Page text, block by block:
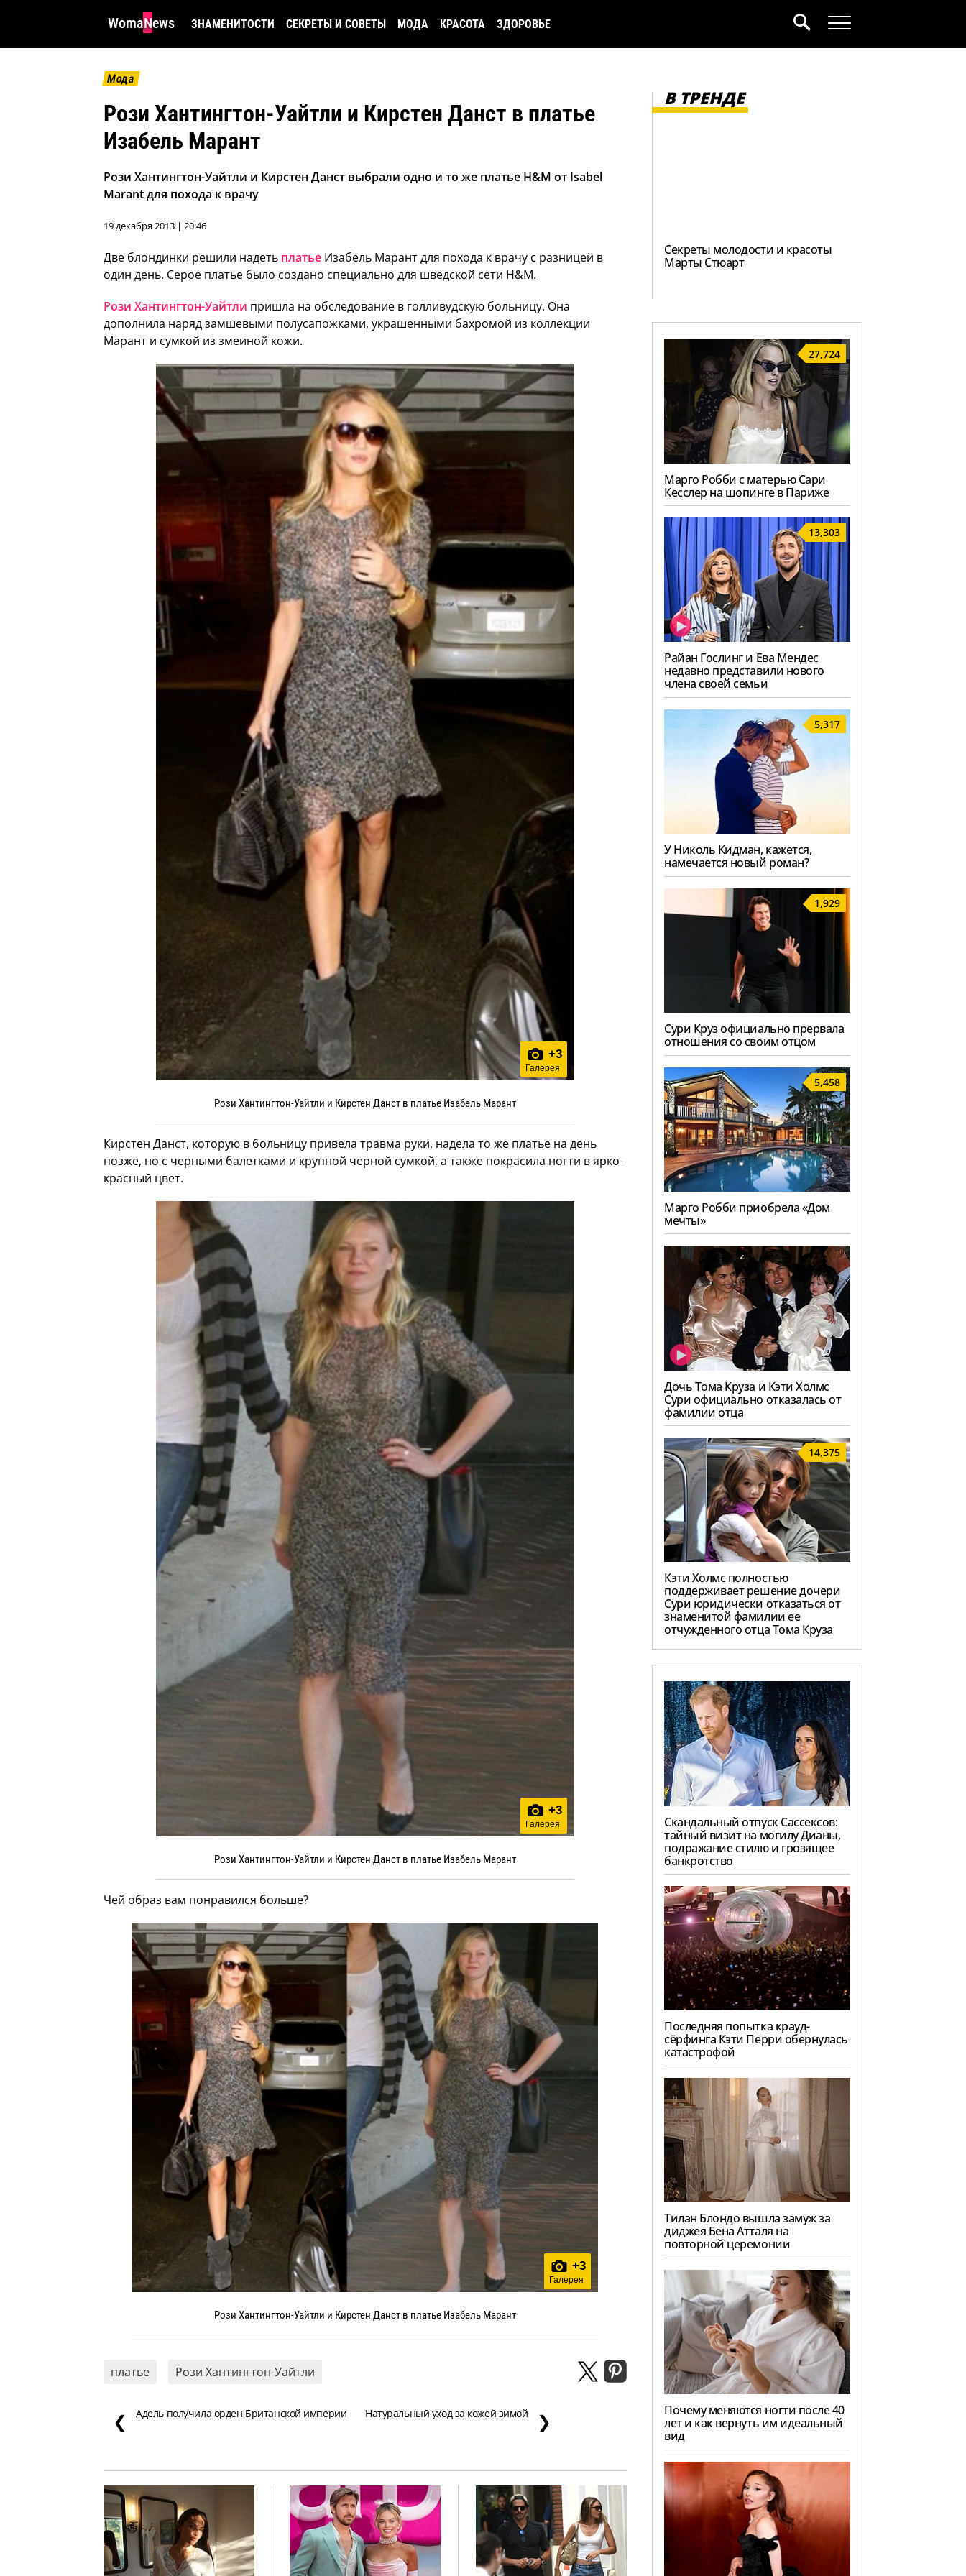
WomaNews ЗНАМЕНИТОСТИ СЕКРЕТЫ И СОВЕТЫ МОДА КРАСОТА ЗДОРОВЬЕ
Мода
Рози Хантингтон-Уайтли и Кирстен Данст в платье
Изабель Марант
Рози Хантингтон-Уайтли и Кирстен Данст выбрали одно и то же платье H&M от Isabel
Marant для похода к врачу
19 декабря 2013 | 20:46
Две блондинки решили надеть платье Изабель Марант для похода к врачу с разницей в
один день. Серое платье было создано специально для шведской сети H&M.
Рози Хантингтон-Уайтли пришла на обследование в голливудскую больницу. Она
дополнила наряд замшевыми полусапожками, украшенными бахромой из коллекции
Марант и сумкой из змеиной кожи.
+3
Галерея
Рози Хантингтон-Уайтли и Кирстен Данст в платье Изабель Марант
Кирстен Данст, которую в больницу привела травма руки, надела то же платье на день
позже, но с черными балетками и крупной черной сумкой, а также покрасила ногти в ярко-
красный цвет.
+3
Галерея
Рози Хантингтон-Уайтли и Кирстен Данст в платье Изабель Марант
Чей образ вам понравился больше?
+3
Галерея
Рози Хантингтон-Уайтли и Кирстен Данст в платье Изабель Марант
платье Рози Хантингтон-Уайтли
❮ Адель получила орден Британской империи Натуральный уход за кожей зимой ❯
В ТРЕНДЕ
Секреты молодости и красоты
Марты Стюарт
27,724
Марго Робби с матерью Сари
Кесслер на шопинге в Париже
13,303
Райан Гослинг и Ева Мендес
недавно представили нового
члена своей семьи
5,317
У Николь Кидман, кажется,
намечается новый роман?
1,929
Сури Круз официально прервала
отношения со своим отцом
5,458
Марго Робби приобрела «Дом
мечты»
Дочь Тома Круза и Кэти Холмс
Сури официально отказалась от
фамилии отца
14,375
Кэти Холмс полностью
поддерживает решение дочери
Сури юридически отказаться от
знаменитой фамилии ее
отчужденного отца Тома Круза
Скандальный отпуск Сассексов:
тайный визит на могилу Дианы,
подражание стилю и грозящее
банкротство
Последняя попытка крауд-
сёрфинга Кэти Перри обернулась
катастрофой
Тилан Блондо вышла замуж за
диджея Бена Атталя на
повторной церемонии
Почему меняются ногти после 40
лет и как вернуть им идеальный
вид